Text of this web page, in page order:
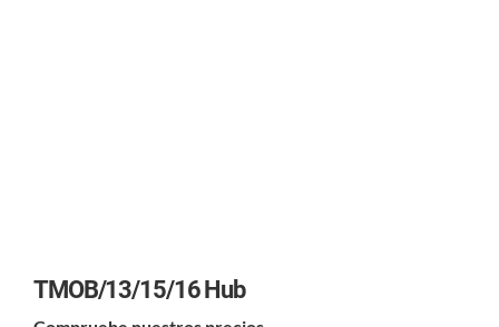
TMOB/13/15/16 Hub